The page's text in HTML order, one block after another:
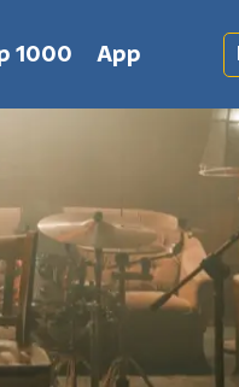
1000 App